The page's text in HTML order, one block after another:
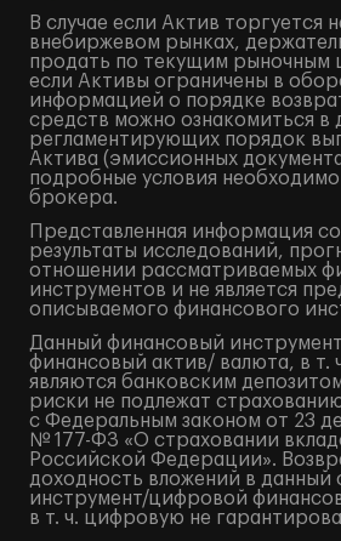
В случае если Актив торгуется
внебиржевом рынках,
продать по текущим рыночным
если Активы ограничены в
информацией о порядке
средств можно ознакомиться в
регламентирующих порядок
Актива (эмиссионных
подробные условия необходимо
брокера.
Представленная информация
результаты исследований,
отношении рассматриваемых
инструментов и не является
описываемого финансового
Данный финансовый
финансовый актив/ валюта, в т.
являются банковским
риски не подлежат
с Федеральным законом от 23
№ 177-ФЗ «О страховании
Российской Федерации».
доходность вложений в данный
инструмент/цифровой
в т. ч. цифровую не